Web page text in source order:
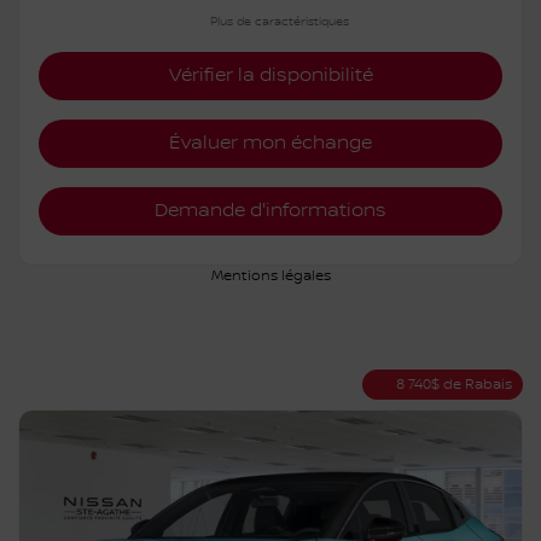
Plus de caractéristiques
Vérifier la disponibilité
Évaluer mon échange
Demande d'informations
Mentions légales
8 740$ de Rabais